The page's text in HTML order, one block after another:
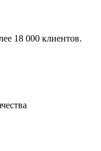
18 000 клиентов.